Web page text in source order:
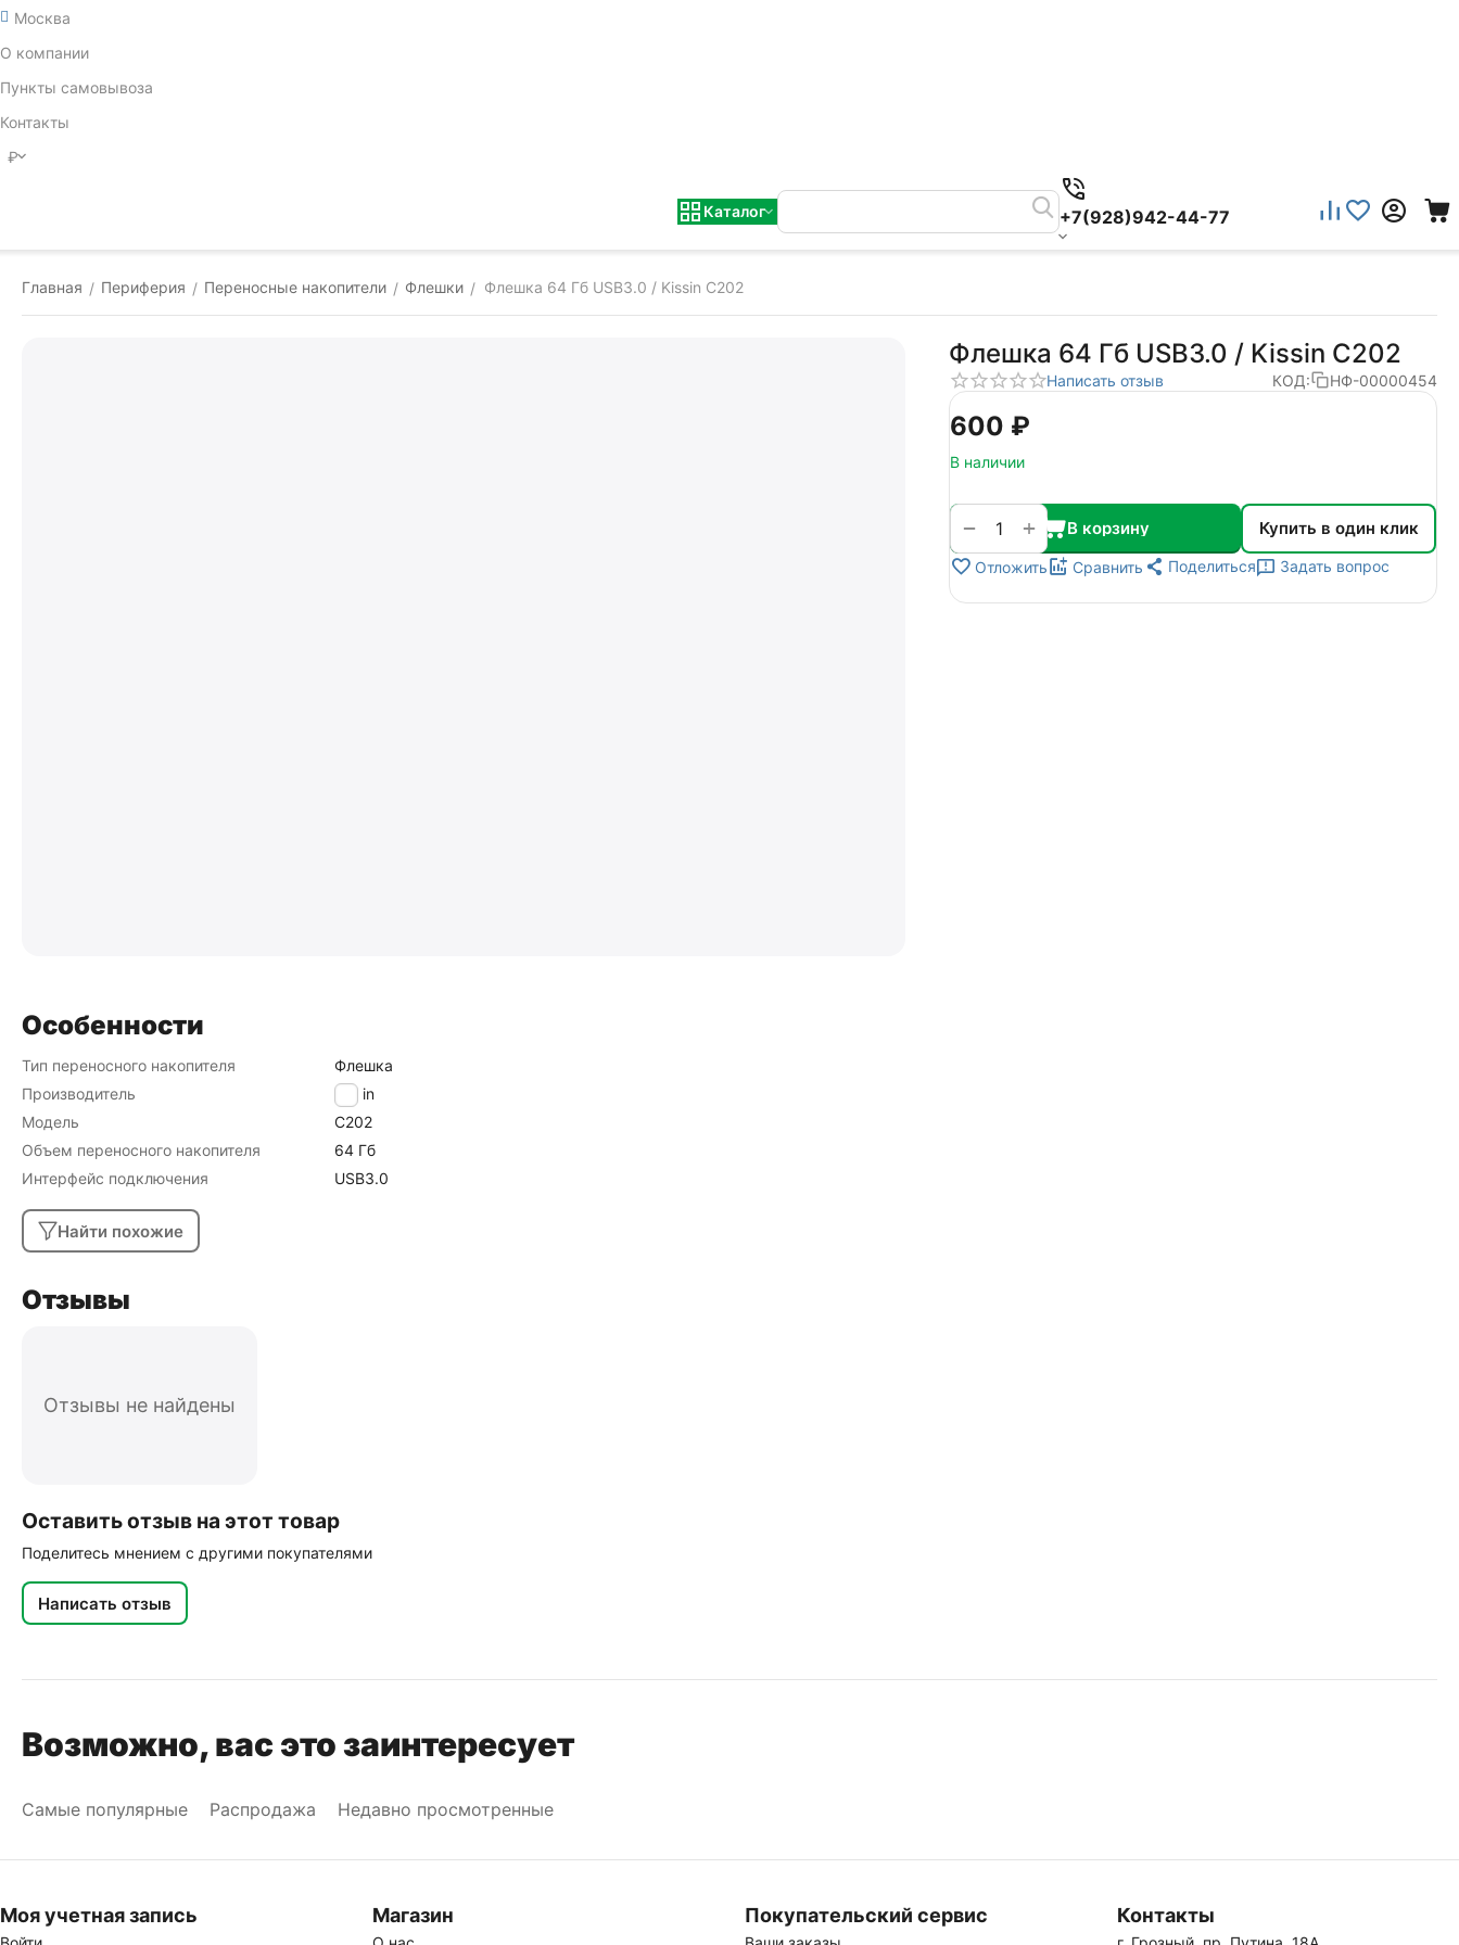
Москва
О компании
Пункты самовывоза
Контакты
₽
Каталог +7(928)942-44-77
Главная / Периферия / Переносные накопители / Флешки / Флешка 64 Гб USB3.0 / Kissin C202
Флешка 64 Гб USB3.0 / Kissin C202
Написать отзыв КОД: НФ-00000454
‍600‍ ₽
В наличии
+
− В корзину Купить в один клик
Отложить Сравнить Поделиться Задать вопрос
Особенности
Тип переносного накопителя
Флешка
Производитель
Kissin
Модель
C202
Объем переносного накопителя
64 Гб
Интерфейс подключения
USB3.0
Найти похожие
Отзывы
Отзывы не найдены
Оставить отзыв на этот товар
Поделитесь мнением с другими покупателями
Написать отзыв
Возможно, вас это заинтересует
Самые популярные Распродажа Недавно просмотренные
Моя учетная запись Магазин Покупательский сервис Контакты